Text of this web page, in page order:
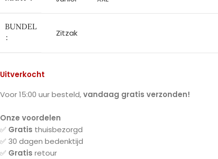
BUNDEL
Zitzak
Uitverkocht
Voor 15:00 uur besteld,vandaag gratis verzonden!
Onze voordelen
✅ Gratis thuisbezorgd
✅ 30 dagen bedenktijd
✅ Gratis retour